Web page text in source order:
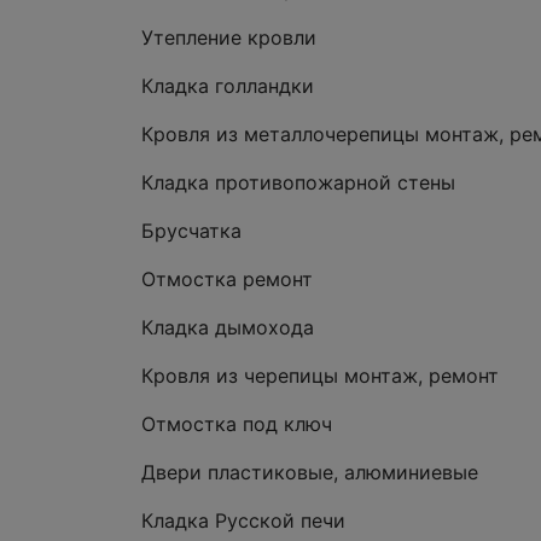
Утепление кровли
Кладка голландки
Кровля из металлочерепицы монтаж,
Кладка противопожарной стены
Брусчатка
Отмостка ремонт
Кладка дымохода
Кровля из черепицы монтаж, ремонт
Отмостка под ключ
Двери пластиковые, алюминиевые
Кладка Русской печи